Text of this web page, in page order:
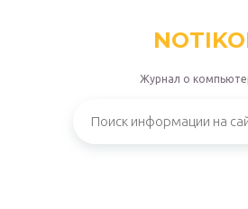
Журнал о